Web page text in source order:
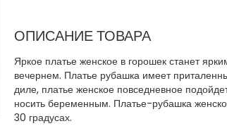
ОПИСАНИЕ ТОВАРА
Яркое платье женское в горошек станет
вечернем. Платье рубашка имеет
диле, платье женское повседневное
носить беременным. Платье-рубашка
30 градусах.